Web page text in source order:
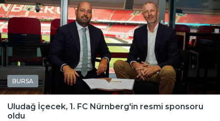
BURSA
Uludağ İçecek, 1. FC Nürnberg'in resmi sponsoru
oldu